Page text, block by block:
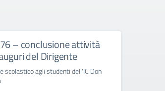
– conclusione attività
del Dirigente
scolastico agli studenti dell'IC Don